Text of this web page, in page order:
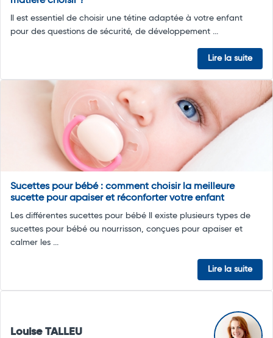
Il est essentiel de choisir une tétine adaptée à votre enfant
pour des questions de sécurité, de développement ...
Lire la suite
Sucettes pour bébé : comment choisir la meilleure
sucette pour apaiser et réconforter votre enfant
Les différentes sucettes pour bébé Il existe plusieurs types de
sucettes pour bébé ou nourrisson, conçues pour apaiser et
calmer les ...
Lire la suite
Louise TALLEU